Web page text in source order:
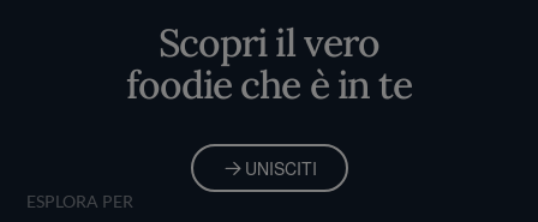
Scopri il vero
foodie che è in te
UNISCITI
ESPLORA PER